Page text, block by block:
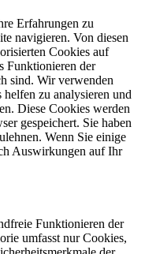
Erfahrungen zu
navigieren. Von diesen
Cookies auf
Funktionieren der
sind. Wir verwenden
zu analysieren und
Diese Cookies werden
gespeichert. Sie haben
Wenn Sie einige
Auswirkungen auf Ihr
Funktionieren der
umfasst nur Cookies,